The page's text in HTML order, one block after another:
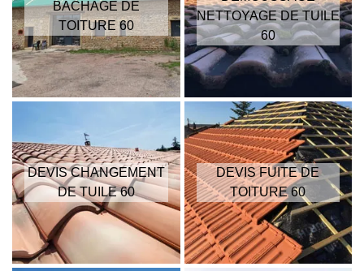
BÂCHAGE DE
TOITURE 60
NETTOYAGE DE TUILE
60
DEVIS CHANGEMENT
DE TUILE 60
DEVIS FUITE DE
TOITURE 60